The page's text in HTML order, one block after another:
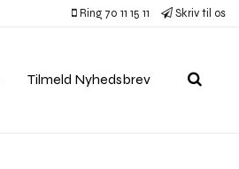
Ring 70 11 15 11 Skriv til os
Tilmeld Nyhedsbrev